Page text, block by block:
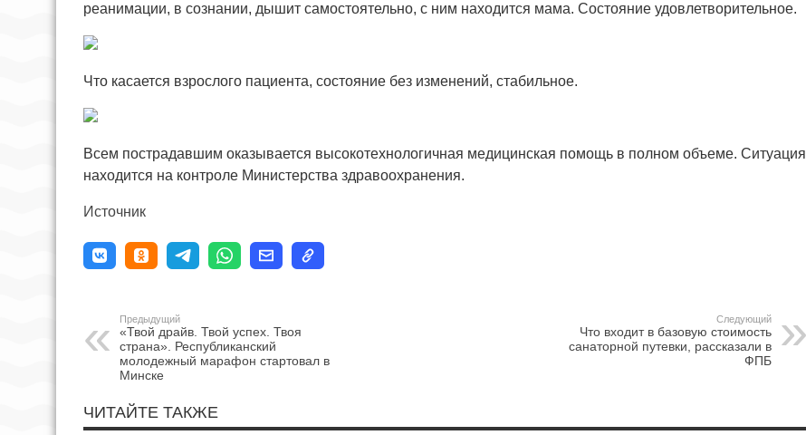
реанимации, в сознании, дышит самостоятельно, с ним находится мама. Состояние удовлетворительное.
Что касается взрослого пациента, состояние без изменений, стабильное.
Всем пострадавшим оказывается высокотехнологичная медицинская помощь в полном объеме. Ситуация
находится на контроле Министерства здравоохранения.
Источник
Предыдущий
«Твой драйв. Твой успех. Твоя
страна». Республиканский
молодежный марафон стартовал в
Минске
Следующий
Что входит в базовую стоимость
санаторной путевки, рассказали в
ФПБ
ЧИТАЙТЕ ТАКЖЕ